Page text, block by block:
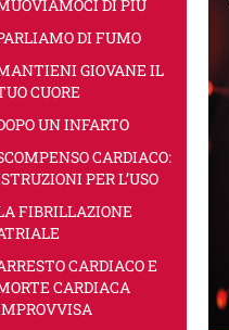
DI PIÙ
DI FUMO
GIOVANE IL
CUORE
UN INFARTO
CARDIACO:
PER L’USO
FIBRILLAZIONE
CARDIACO E
CARDIACA